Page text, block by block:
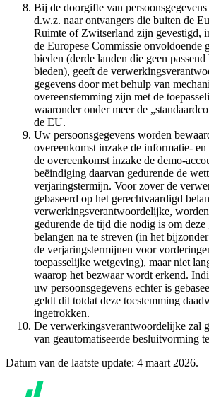
Bij de doorgifte van persoonsgegevens
d.w.z. naar ontvangers die buiten de
Ruimte of Zwitserland zijn gevestigd,
de Europese Commissie onvoldoende
bieden (derde landen die geen
bieden), geeft de
gegevens door met behulp van
overeenstemming zijn met de
waaronder onder meer de
de EU.
Uw persoonsgegevens worden
overeenkomst inzake de informatie-
de overeenkomst inzake de demo-
beëindiging daarvan gedurende de
verjaringstermijn. Voor zover de
gebaseerd op het gerechtvaardigd
verwerkingsverantwoordelijke,
gedurende de tijd die nodig is om deze
belangen na te streven (in het
de verjaringstermijnen voor
toepasselijke wetgeving), maar niet
waarop het bezwaar wordt erkend.
uw persoonsgegevens echter is
geldt dit totdat deze toestemming
ingetrokken.
De verwerkingsverantwoordelijke zal
van geautomatiseerde besluitvorming
Datum van de laatste update: 4 maart 2026.